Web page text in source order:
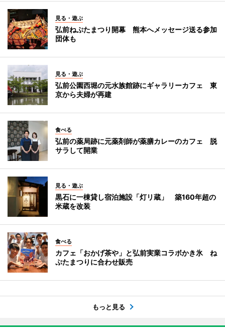
見る・遊ぶ
弘前ねぷたまつり開幕 熊本へメッセージ送る参加
団体も
見る・遊ぶ
弘前公園西堀の元水族館跡にギャラリーカフェ 東
京から夫婦が再建
食べる
弘前の薬局跡に元薬剤師が薬膳カレーのカフェ 脱
サラして開業
見る・遊ぶ
黒石に一棟貸し宿泊施設「灯リ蔵」 築160年超の
米蔵を改装
食べる
カフェ「おかげ茶や」と弘前実業コラボかき氷 ね
ぷたまつりに合わせ販売
もっと見る